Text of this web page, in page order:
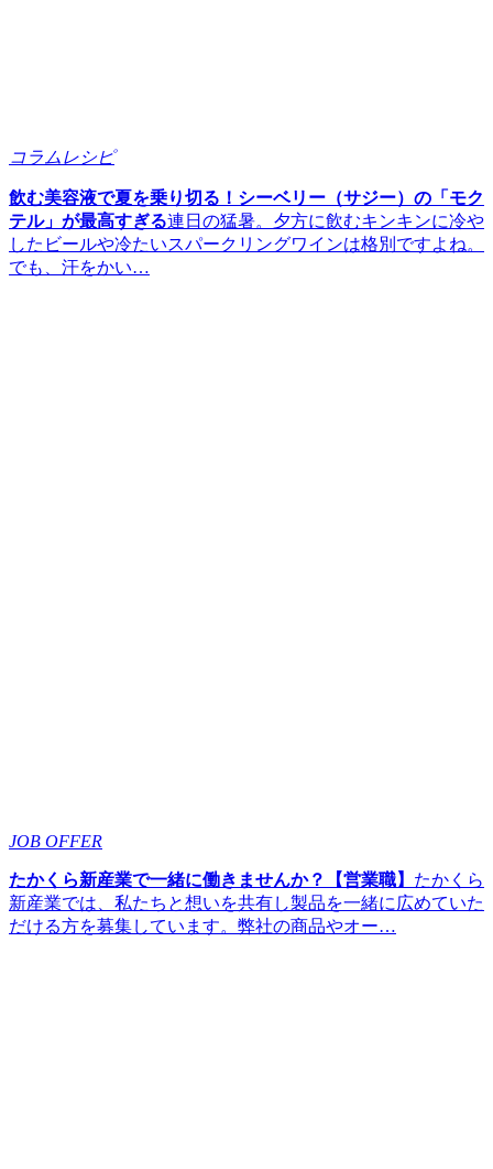
コラムレシピ
飲む美容液で夏を乗り切る！シーベリー（サジー）の「モク
テル」が最高すぎる連日の猛暑。夕方に飲むキンキンに冷や
したビールや冷たいスパークリングワインは格別ですよね。
でも、汗をかい…
JOB OFFER
たかくら新産業で一緒に働きませんか？【営業職】 たかくら
新産業では、私たちと想いを共有し製品を一緒に広めていた
だける方を募集しています。弊社の商品やオー…